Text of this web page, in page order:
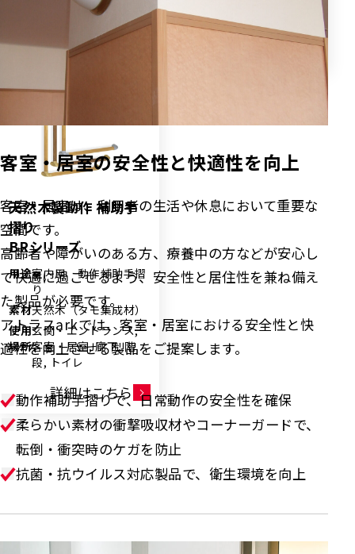
詳細はこちら
段, トイレ
天然木製動作 補助手
摺り
BRシリーズ
用途室内用 動作補助手摺
り
素材天然木（タモ集成材）
使用
場所
玄関・エントランス,
客室・居室, 廊下, 階
段, トイレ
詳細はこちら
詳細はこちら
客室・居室の安全性と快適性を向上
客室・居室は、利用者の生活や休息において重要な
空間です。
高齢者や障がいのある方、療養中の方などが安心し
て快適に過ごせるよう、安全性と居住性を兼ね備え
た製品が必要です。
アトラスarkでは、客室・居室における安全性と快
適性を向上させる製品をご提案します。
動作補助手摺りで、日常動作の安全性を確保
柔らかい素材の衝撃吸収材やコーナーガードで、
転倒・衝突時のケガを防止
抗菌・抗ウイルス対応製品で、衛生環境を向上